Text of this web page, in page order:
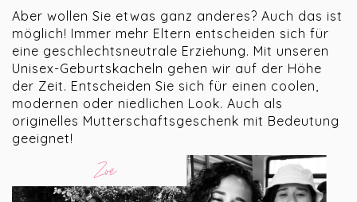
Aber wollen Sie etwas ganz anderes? Auch das ist
möglich! Immer mehr Eltern entscheiden sich für
eine geschlechtsneutrale Erziehung. Mit unseren
Unisex-Geburtskacheln gehen wir auf der Höhe
der Zeit. Entscheiden Sie sich für einen coolen,
modernen oder niedlichen Look. Auch als
originelles Mutterschaftsgeschenk mit Bedeutung
geeignet!